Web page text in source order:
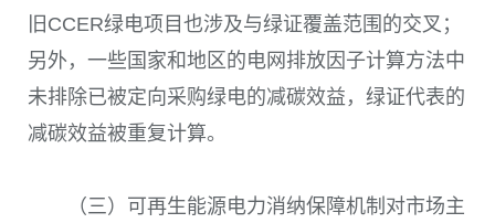
旧 CCER绿电项目也涉及与绿证覆盖范围的交叉；
另外，一些国家和地区的电网排放因子计算方法中
未排除已被定向采购绿电的减碳效益，绿证代表的
减碳效益被重复计算。
（三）可再生能源电力消纳保障机制对市场主